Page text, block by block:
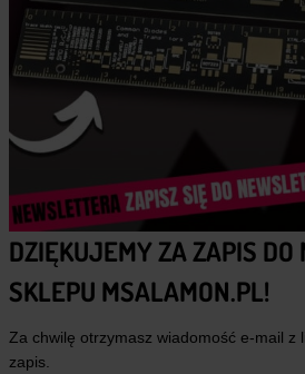
DZIĘKUJEMY ZA ZAPIS
SKLEPU MSALAMON.PL!
Za chwilę otrzymasz wiadomość e-mail z
zapis.